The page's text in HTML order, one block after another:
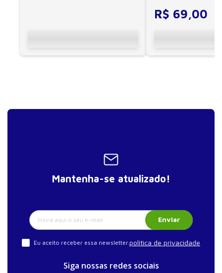
R$ 69,00
Mantenha-se atualizado!
Enviar
Eu aceito receber essa newsletter. política de privacidade
Siga nossas redes sociais